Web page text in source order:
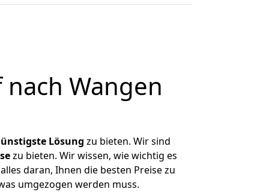
Wangen
Lösung zu bieten. Wir sind
zu bieten. Wir wissen, wie wichtig es
daran, Ihnen die besten Preise zu
umgezogen werden muss.